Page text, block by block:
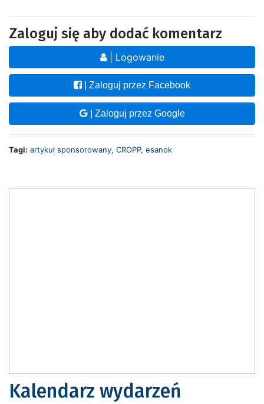
Zaloguj się aby dodać komentarz
| Logowanie
| Zaloguj przez Facebook
| Zaloguj przez Google
Tagi: artykuł sponsorowany, CROPP, esanok
Kalendarz wydarzeń